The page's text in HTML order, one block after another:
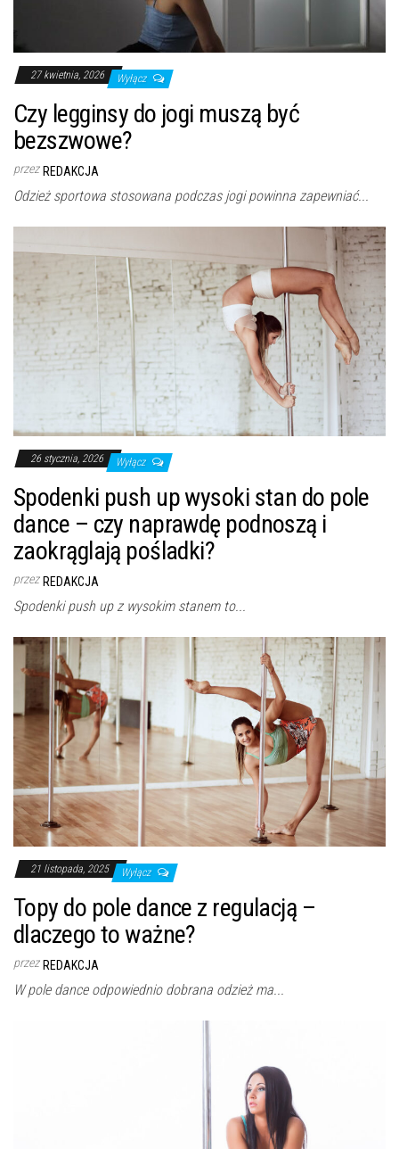
27 kwietnia, 2026 Wyłącz
Czy legginsy do jogi muszą być
bezszwowe?
przez REDAKCJA
Odzież sportowa stosowana podczas jogi powinna zapewniać...
26 stycznia, 2026 Wyłącz
Spodenki push up wysoki stan do pole
dance – czy naprawdę podnoszą i
zaokrąglają pośladki?
przez REDAKCJA
Spodenki push up z wysokim stanem to...
21 listopada, 2025 Wyłącz
Topy do pole dance z regulacją –
dlaczego to ważne?
przez REDAKCJA
W pole dance odpowiednio dobrana odzież ma...